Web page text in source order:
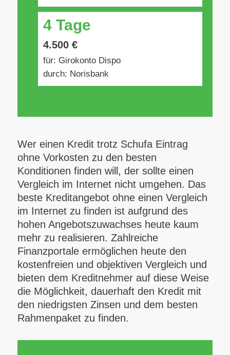
4 Tage
4.500 €
für: Girokonto Dispo
durch: Norisbank
Wer einen Kredit trotz Schufa Eintrag
ohne Vorkosten zu den besten
Konditionen finden will, der sollte einen
Vergleich im Internet nicht umgehen. Das
beste Kreditangebot ohne einen Vergleich
im Internet zu finden ist aufgrund des
hohen Angebotszuwachses heute kaum
mehr zu realisieren. Zahlreiche
Finanzportale ermöglichen heute den
kostenfreien und objektiven Vergleich und
bieten dem Kreditnehmer auf diese Weise
die Möglichkeit, dauerhaft den Kredit mit
den niedrigsten Zinsen und dem besten
Rahmenpaket zu finden.